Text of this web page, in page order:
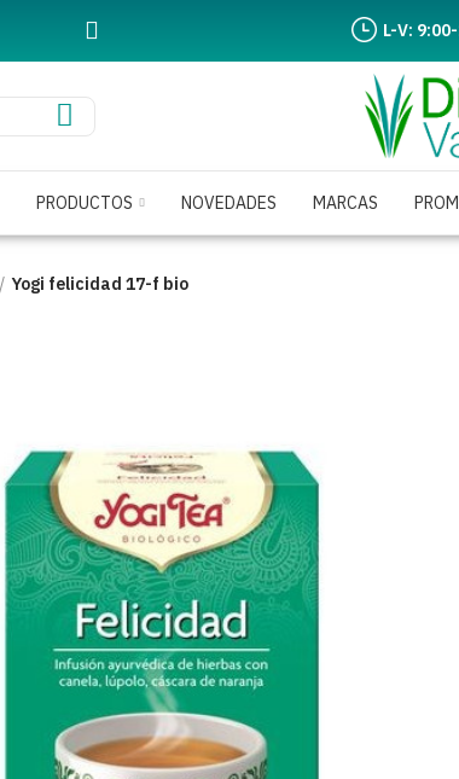
L-V:
PRODUCTOS NOVEDADES MARCAS
Yogi felicidad 17-f bio